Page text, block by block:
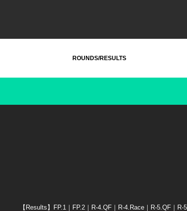
ROUNDS/RESULTS
【Results】 FP.1｜ FP.2｜ R-4.QF｜ R-4.Race｜ R-5.QF｜ R-